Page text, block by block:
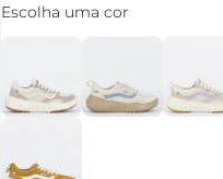
Escolha uma cor